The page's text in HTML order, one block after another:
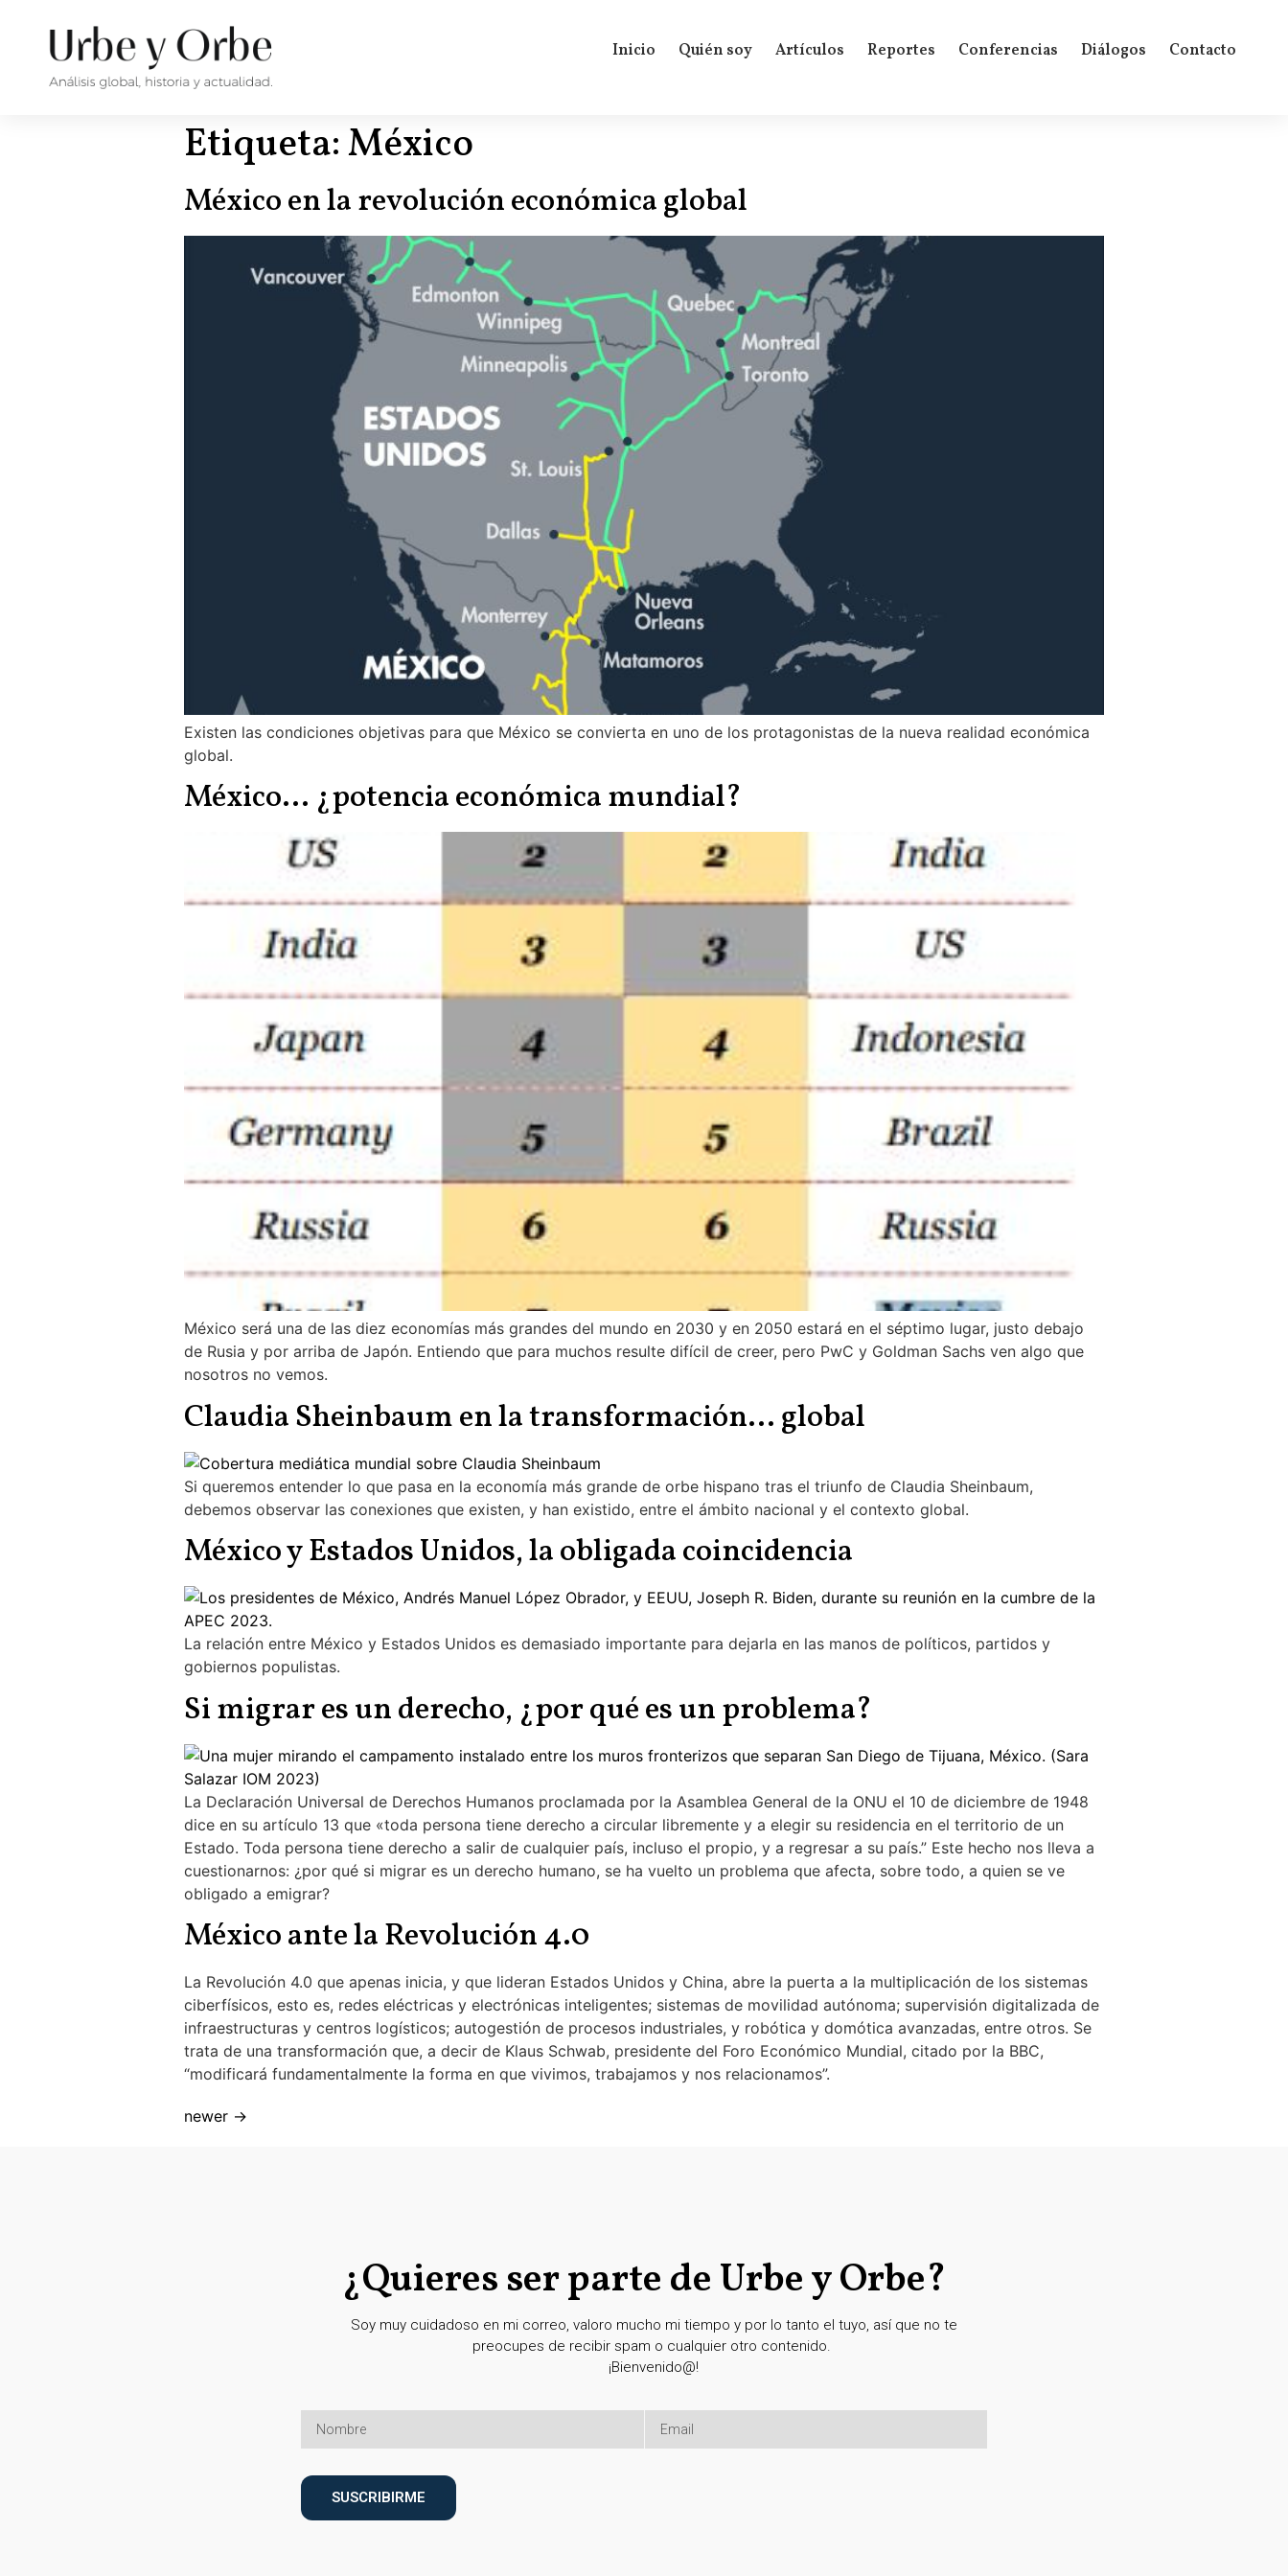
Inicio Quién soy Artículos Reportes Conferencias Diálogos Contacto
Etiqueta:México
México en la revolución económica global
Existen las condiciones objetivas para que México se convierta en uno de los protagonistas de la nueva realidad económica
global.
México… ¿potencia económica mundial?
México será una de las diez economías más grandes del mundo en 2030 y en 2050 estará en el séptimo lugar, justo debajo
de Rusia y por arriba de Japón. Entiendo que para muchos resulte difícil de creer, pero PwC y Goldman Sachs ven algo que
nosotros no vemos.
Claudia Sheinbaum en la transformación… global
Si queremos entender lo que pasa en la economía más grande de orbe hispano tras el triunfo de Claudia Sheinbaum,
debemos observar las conexiones que existen, y han existido, entre el ámbito nacional y el contexto global.
México y Estados Unidos, la obligada coincidencia
La relación entre México y Estados Unidos es demasiado importante para dejarla en las manos de políticos, partidos y
gobiernos populistas.
Si migrar es un derecho, ¿por qué es un problema?
La Declaración Universal de Derechos Humanos proclamada por la Asamblea General de la ONU el 10 de diciembre de 1948
dice en su artículo 13 que «toda persona tiene derecho a circular libremente y a elegir su residencia en el territorio de un
Estado. Toda persona tiene derecho a salir de cualquier país, incluso el propio, y a regresar a su país.” Este hecho nos lleva a
cuestionarnos: ¿por qué si migrar es un derecho humano, se ha vuelto un problema que afecta, sobre todo, a quien se ve
obligado a emigrar?
México ante la Revolución 4.0
La Revolución 4.0 que apenas inicia, y que lideran Estados Unidos y China, abre la puerta a la multiplicación de los sistemas
ciberfísicos, esto es, redes eléctricas y electrónicas inteligentes; sistemas de movilidad autónoma; supervisión digitalizada de
infraestructuras y centros logísticos; autogestión de procesos industriales, y robótica y domótica avanzadas, entre otros. Se
trata de una transformación que, a decir de Klaus Schwab, presidente del Foro Económico Mundial, citado por la BBC,
“modificará fundamentalmente la forma en que vivimos, trabajamos y nos relacionamos”.
newer →
¿Quieres ser parte de Urbe y Orbe?
Soy muy cuidadoso en mi correo, valoro mucho mi tiempo y por lo tanto el tuyo, así que no te
preocupes de recibir spam o cualquier otro contenido.
¡Bienvenido@!
SUSCRIBIRME